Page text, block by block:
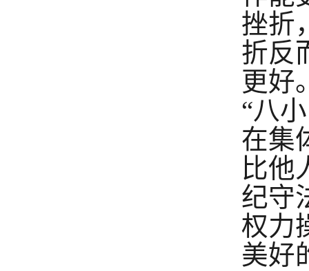
挫折
折反
更好
“八
在集
比他
纪守
权力
美好